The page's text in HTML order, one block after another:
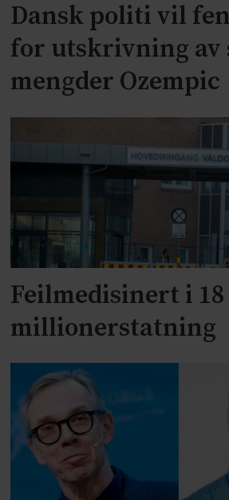
Dansk politi vil
for utskrivning av
mengder Ozempic
Feilmedisinert i
millionerstatning